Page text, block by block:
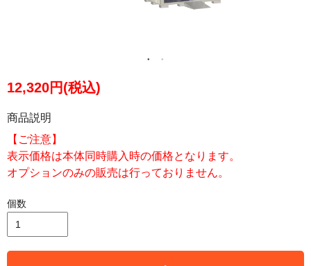
12,320円(税込)
商品説明
【ご注意】
表示価格は本体同時購入時の価格となります。
オプションのみの販売は行っておりません。
個数